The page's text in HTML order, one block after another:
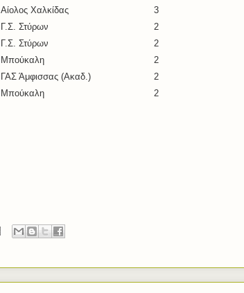
Αίολος Χαλκίδας
3
Γ.Σ. Στύρων
2
Γ.Σ. Στύρων
2
Μπούκαλη
2
ΓΑΣ Άμφισσας (Ακαδ.)
2
Μπούκαλη 2